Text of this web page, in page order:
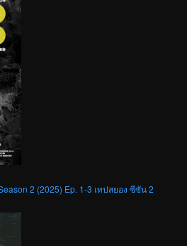
2 (2025) Ep. 1-3 เทปสยอง ซีซัน 2